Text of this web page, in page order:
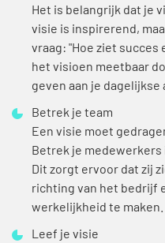
Het is belangrijk dat je
visie is inspirerend,
vraag: "Hoe ziet succes
het visioen meetbaar
geven aan je dagelijkse
Betrek je team
Een visie moet
Betrek je
Dit zorgt ervoor dat zij
richting van het bedrijf
werkelijkheid te maken.
Leef je visie